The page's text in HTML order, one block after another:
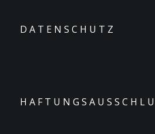
D A T E N S C H U T Z
H A F T U N G S A U S S C H L U